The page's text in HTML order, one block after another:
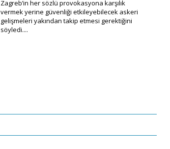
Zagreb’in her sözlü provokasyona karşılık
vermek yerine güvenliği etkileyebilecek askeri
gelişmeleri yakından takip etmesi gerektiğini
söyledi....